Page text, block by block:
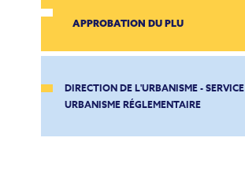
APPROBATION DU PLU
DIRECTION DE L'URBANISME - SERVICE
URBANISME RÉGLEMENTAIRE